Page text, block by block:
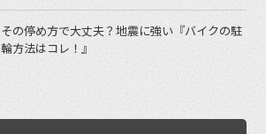
その停め方で大丈夫？地震に強い『バイクの駐
輪方法はコレ！』